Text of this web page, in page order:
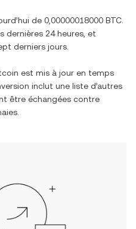
de 0,00000018000 BTC
dernières 24 heures, et
derniers jours.
est mis à jour en temps
inclut une liste d’autres
être échangées contre